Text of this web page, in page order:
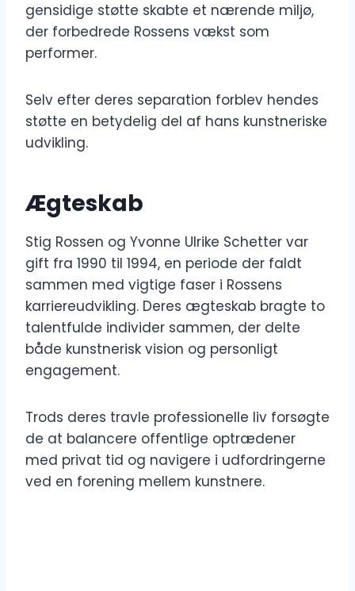
gensidige støtte skabte et nærende miljø,
der forbedrede Rossens vækst som
performer.
Selv efter deres separation forblev hendes
støtte en betydelig del af hans kunstneriske
udvikling.
Ægteskab
Stig Rossen og Yvonne Ulrike Schetter var
gift fra 1990 til 1994, en periode der faldt
sammen med vigtige faser i Rossens
karriereudvikling. Deres ægteskab bragte to
talentfulde individer sammen, der delte
både kunstnerisk vision og personligt
engagement.
Trods deres travle professionelle liv forsøgte
de at balancere offentlige optrædener
med privat tid og navigere i udfordringerne
ved en forening mellem kunstnere.